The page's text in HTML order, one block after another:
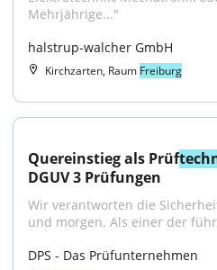
Mehrjährige..."
halstrup-walcher GmbH
Kirchzarten, Raum Freiburg
Quereinstieg als Prüf
DGUV 3 Prüfungen
Wir verantworten die
und morgen. Als einer der
DPS - Das Prüfunternehmen